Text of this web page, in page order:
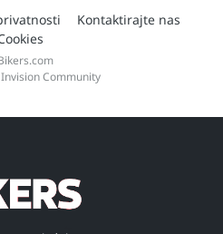
Kontaktirajte nas
Community